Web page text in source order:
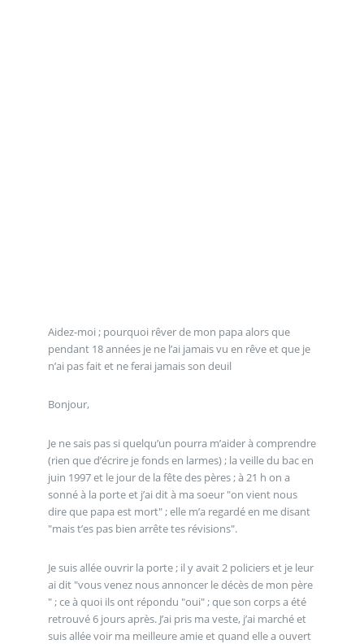
Aidez-moi ; pourquoi rêver de mon papa alors que
pendant 18 années je ne l’ai jamais vu en rêve et que je
n’ai pas fait et ne ferai jamais son deuil
Bonjour,
Je ne sais pas si quelqu’un pourra m’aider à comprendre
(rien que d’écrire je fonds en larmes) ; la veille du bac en
juin 1997 et le jour de la fête des pères ; à 21 h on a
sonné à la porte et j’ai dit à ma soeur "on vient nous
dire que papa est mort" ; elle m’a regardé en me disant
"mais t’es pas bien arrête tes révisions".
Je suis allée ouvrir la porte ; il y avait 2 policiers et je leur
ai dit "vous venez nous annoncer le décès de mon père
" ; ce à quoi ils ont répondu "oui" ; que son corps a été
retrouvé 6 jours après. J’ai pris ma veste, j’ai marché et
suis allée voir ma meilleure amie et quand elle a ouvert